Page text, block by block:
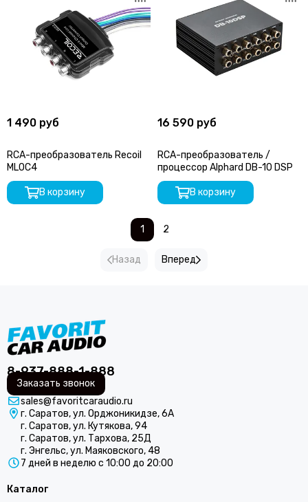
1 490 руб
RCA-преобразователь Recoil
MLOC4
В корзину
16 590 руб
RCA-преобразователь /
процессор Alphard DB-10 DSP
В корзину
Назад
1 2
Вперед
8-937-888-1-888
Заказать звонок
sales@favoritcaraudio.ru
г. Саратов, ул. Орджоникидзе, 6А
г. Саратов, ул. Кутякова, 94
г. Саратов, ул. Тархова, 25Д
г. Энгельс, ул. Маяковского, 48
7 дней в неделю с 10:00 до 20:00
Каталог